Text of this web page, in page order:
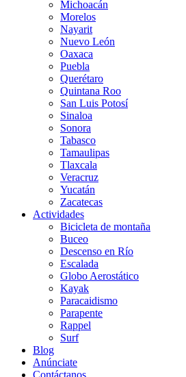
Michoacán
Morelos
Nayarit
Nuevo León
Oaxaca
Puebla
Querétaro
Quintana Roo
San Luis Potosí
Sinaloa
Sonora
Tabasco
Tamaulipas
Tlaxcala
Veracruz
Yucatán
Zacatecas
Actividades
Bicicleta de montaña
Buceo
Descenso en Río
Escalada
Globo Aerostático
Kayak
Paracaidismo
Parapente
Rappel
Surf
Blog
Anúnciate
Contáctanos